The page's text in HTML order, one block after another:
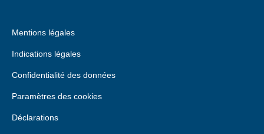
Mentions légales
Indications légales
Confidentialité des données
Paramètres des cookies
Déclarations